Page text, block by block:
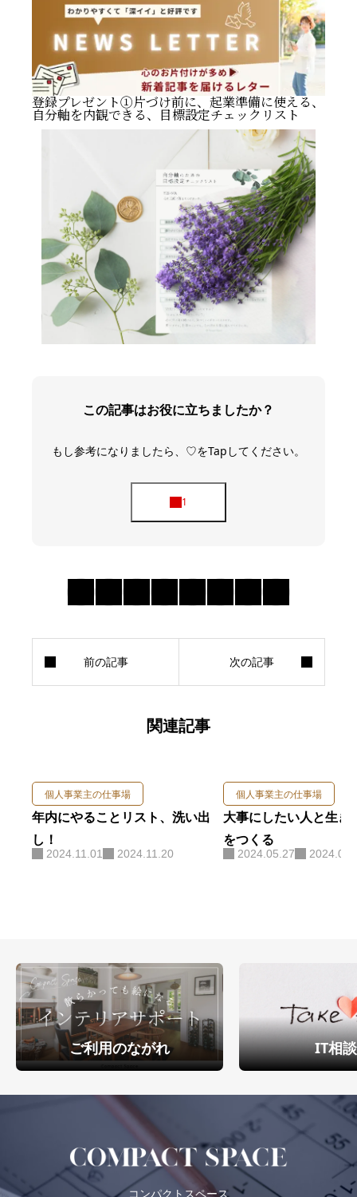
登録プレゼント①片づけ前に、起業準備に使える、
自分軸を内観できる、目標設定チェックリスト
この記事はお役に立ちましたか？
もし参考になりましたら、♡をTapしてください。
関連記事
個人事業主の仕事場
年内にやることリスト、洗い出
し！
2024.11.01 2024.11.20
個人事業主の仕事場
大事にしたい人と生き
をつくる
2024.05.27
ご利用のながれ IT相
コンパクトスペース